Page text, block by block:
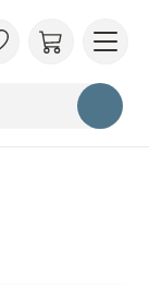
OM
FAQ